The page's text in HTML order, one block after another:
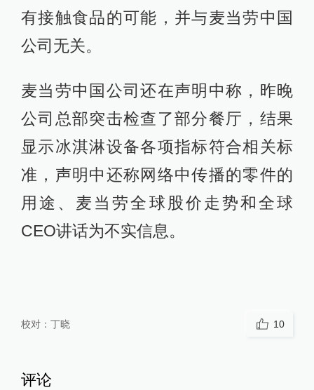
有接触食品的可能，并与麦当劳中国
公司无关。
麦当劳中国公司还在声明中称，昨晚
公司总部突击检查了部分餐厅，结果
显示冰淇淋设备各项指标符合相关标
准，声明中还称网络中传播的零件的
用途、麦当劳全球股价走势和全球
CEO讲话为不实信息。
校对： 丁晓 10
评论